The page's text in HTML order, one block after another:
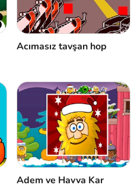
Acımasız tavşan hop
Adem ve Havva Kar